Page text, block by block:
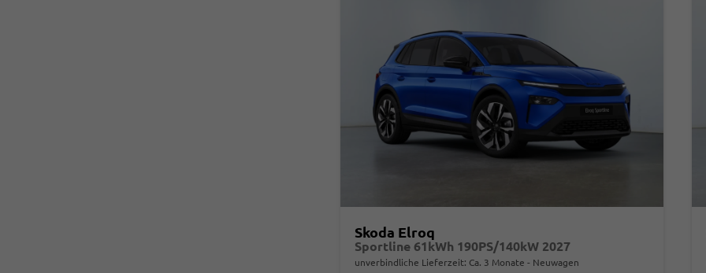
Skoda Elroq
Sportline 61kWh 190PS/140kW 2027
unverbindliche Lieferzeit: Ca. 3 Monate Neuwagen